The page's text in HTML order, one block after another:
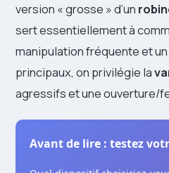
version « grosse » d’un
sert essentiellement à
manipulation fréquente et
principaux, on privilégie la
agressifs et une ouverture/
Avant de lire : testez